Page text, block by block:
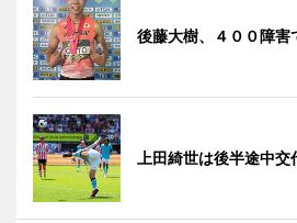
後藤大樹、４００障害
上田綺世は後半途中